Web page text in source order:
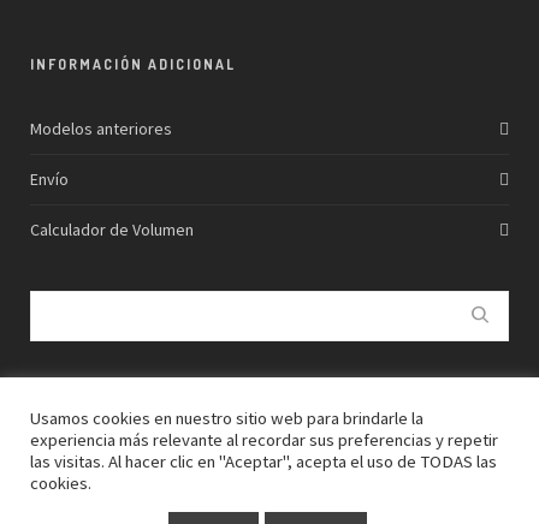
INFORMACIÓN ADICIONAL
Modelos anteriores
Envío
Calculador de Volumen
© 2026 BOWLTASH SURFBOARDS
Usamos cookies en nuestro sitio web para brindarle la
experiencia más relevante al recordar sus preferencias y repetir
las visitas. Al hacer clic en "Aceptar", acepta el uso de TODAS las
cookies.